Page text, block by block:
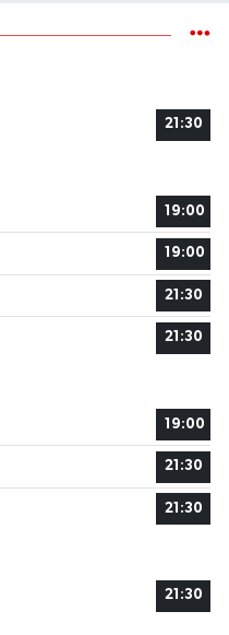
21:30
19:00
19:00
21:30
21:30
19:00
21:30
21:30
21:30